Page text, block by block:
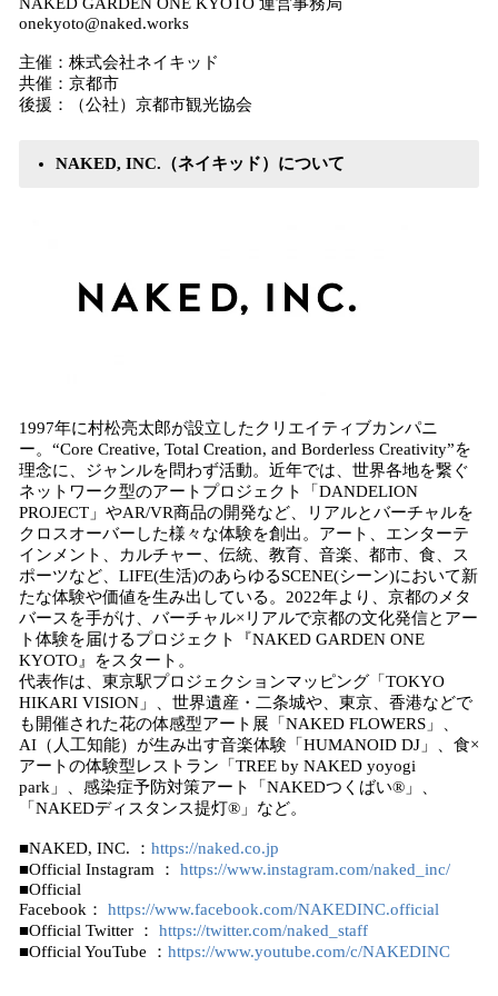
onekyoto@naked.works
主催：株式会社ネイキッド
共催：京都市
後援：（公社）京都市観光協会
NAKED, INC.（ネイキッド）について
1997年に村松亮太郎が設立したクリエイティブカンパニ
ー。“Core Creative, Total Creation, and Borderless Creativity”を
理念に、ジャンルを問わず活動。近年では、世界各地を繋ぐ
ネットワーク型のアートプロジェクト「DANDELION
PROJECT」やAR/VR商品の開発など、リアルとバーチャルを
クロスオーバーした様々な体験を創出。アート、エンターテ
インメント、カルチャー、伝統、教育、音楽、都市、食、ス
ポーツなど、LIFE(生活)のあらゆるSCENE(シーン)において新
たな体験や価値を生み出している。2022年より、京都のメタ
バースを手がけ、バーチャル×リアルで京都の文化発信とアー
ト体験を届けるプロジェクト『NAKED GARDEN ONE
KYOTO』をスタート。
代表作は、東京駅プロジェクションマッピング「TOKYO
HIKARI VISION」、世界遺産・二条城や、東京、香港などで
も開催された花の体感型アート展「NAKED FLOWERS」、
AI（人工知能）が生み出す音楽体験「HUMANOID DJ」、食×
アートの体験型レストラン「TREE by NAKED yoyogi
park」、感染症予防対策アート「NAKEDつくばい®︎」、
「NAKEDディスタンス提灯®︎」など。
■NAKED, INC. ： https://naked.co.jp
■Official Instagram ： https://www.instagram.com/naked_inc/
■Official
Facebook： https://www.facebook.com/NAKEDINC.official
■Official Twitter ： https://twitter.com/naked_staff
■Official YouTube ： https://www.youtube.com/c/NAKEDINC